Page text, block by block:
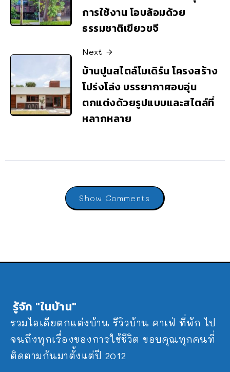
การใช้งาน โอบล้อมด้วย
ธรรมชาติเขียวขจี
Next
บ้านปูนสไตล์โมเดิร์น โครงสร้าง
โปร่งโล่ง บรรยากาศอบอุ่น
ตกแต่งด้วยรูปแบบและสไตล์ที่
หลากหลาย
Show Comments
รู้จัก "ในบ้าน"
รวมไอเดียตกแต่งบ้าน รีวิวบ้าน คาเฟ่ ที่พัก ไป
จนถึงทุกเรื่องของการใช้ชีวิต ขอบคุณทุกคนที่
ติดตามกันมาตั้งแต่ปี 2012